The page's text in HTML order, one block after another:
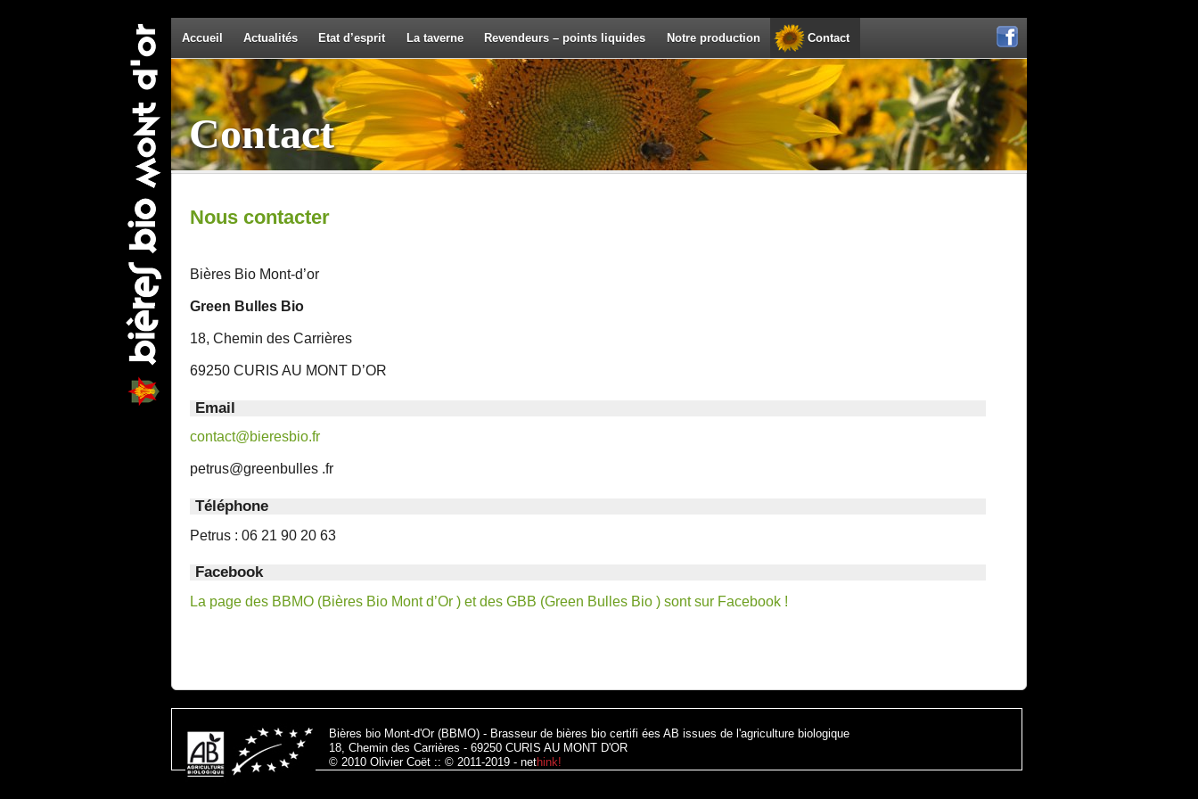
Accueil Actualités Etat d’esprit La taverne Revendeurs – points liquides Notre production Contact
Contact
Nous contacter
Bières Bio Mont-d’or
Green Bulles Bio
18, Chemin des Carrières
69250 CURIS AU MONT D’OR
Email
contact@bieresbio.fr
petrus@greenbulles .fr
Téléphone
Petrus : 06 21 90 20 63
Facebook
La page des BBMO (Bières Bio Mont d’Or ) et des GBB (Green Bulles Bio ) sont sur Facebook !
Bières bio Mont-d'Or (BBMO) - Brasseur de bières bio certifi ées AB issues de l'agriculture biologique
18, Chemin des Carrières - 69250 CURIS AU MONT D'OR
© 2010 Olivier Coët :: © 2011-2019 -nethink!